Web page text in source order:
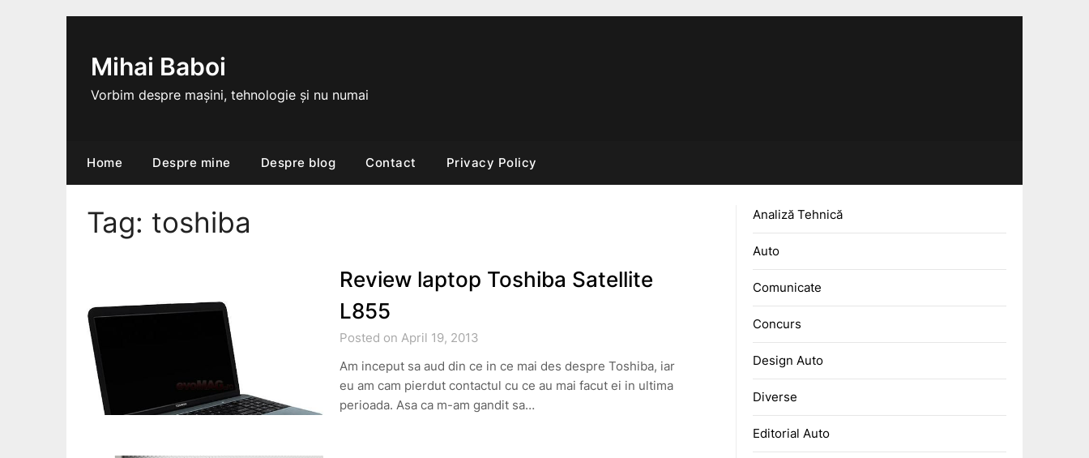
Mihai Baboi
Vorbim despre mașini, tehnologie și nu numai
Home Despre mine Despre blog Contact Privacy Policy
Tag: toshiba
Review laptop Toshiba Satellite
L855
Posted on April 19, 2013
Am inceput sa aud din ce in ce mai des despre Toshiba, iar
eu am cam pierdut contactul cu ce au mai facut ei in ultima
perioada. Asa ca m-am gandit sa…
Analiză Tehnică
Auto
Comunicate
Concurs
Design Auto
Diverse
Editorial Auto